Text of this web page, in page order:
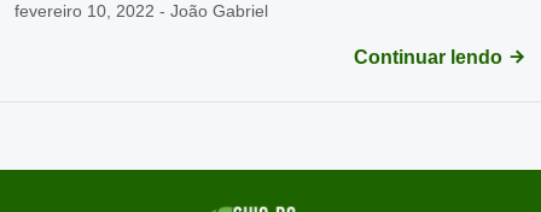
fevereiro 10, 2022 - João Gabriel
Continuar lendo